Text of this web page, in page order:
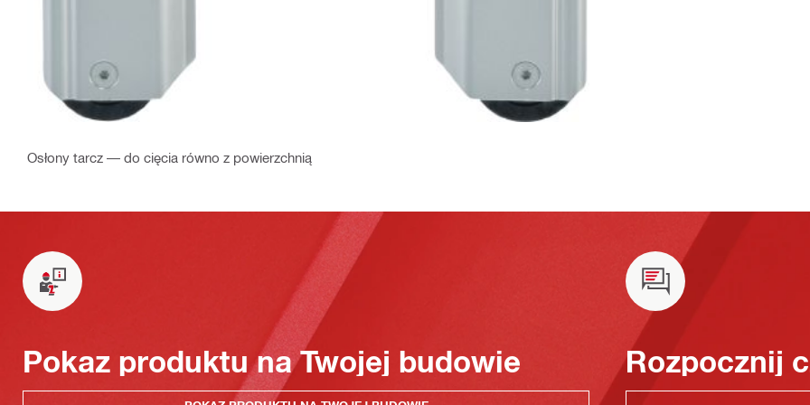
Osłony tarcz — do cięcia równo z powierzchnią
Pokaz produktu na Twojej budowie Rozpocznij